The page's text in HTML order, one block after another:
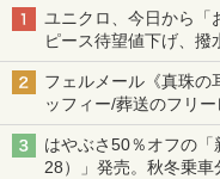
ユニクロ、今日から「
ピース待望値下げ、撥
フェルメール《真珠の
ッフィー/葬送のフリ
はやぶさ50％オフの
28）」発売。秋冬乗